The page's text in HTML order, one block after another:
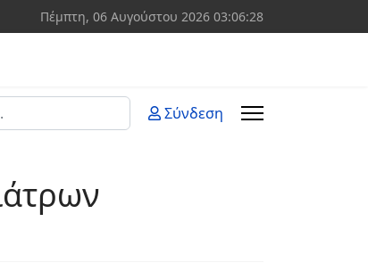
Πέμπτη, 06 Αυγούστου 2026 03:06:28
Σύνδεση